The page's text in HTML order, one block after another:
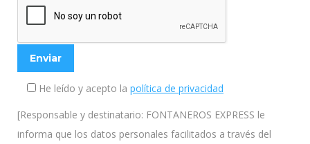
He leído y acepto la política de privacidad
[Responsable y destinatario: FONTANEROS EXPRESS le
informa que los datos personales facilitados a través del